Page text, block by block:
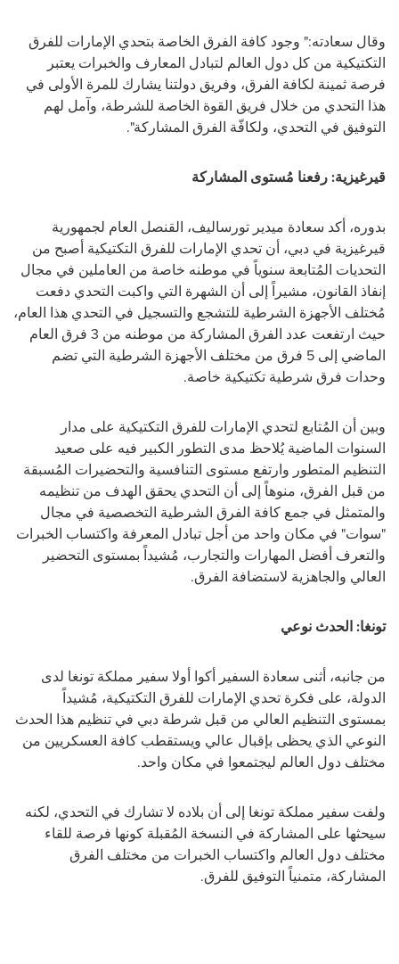
وقال سعادته:" وجود كافة الفرق الخاصة بتحدي الإمارات للفرق
التكتيكية من كل دول العالم لتبادل المعارف والخبرات يعتبر
فرصة ثمينة لكافة الفرق، وفريق دولتنا يشارك للمرة الأولى في
هذا التحدي من خلال فريق القوة الخاصة للشرطة، وآمل لهم
التوفيق في التحدي، ولكافّة الفرق المشاركة".
قيرغيزية: رفعنا مُستوى المشاركة
بدوره، أكد سعادة ميدير تورساليف، القنصل العام لجمهورية
قيرغيزية في دبي، أن تحدي الإمارات للفرق التكتيكية أصبح من
التحديات المُتابعة سنوياً في موطنه خاصة من العاملين في مجال
إنفاذ القانون، مشيراً إلى أن الشهرة التي واكبت التحدي دفعت
مُختلف الأجهزة الشرطية للتشجع والتسجيل في التحدي هذا العام،
حيث ارتفعت عدد الفرق المشاركة من موطنه من 3 فرق العام
الماضي إلى 5 فرق من مختلف الأجهزة الشرطية التي تضم
وحدات فرق شرطية تكتيكية خاصة.
وبين أن المُتابع لتحدي الإمارات للفرق التكتيكية على مدار
السنوات الماضية يُلاحظ مدى التطور الكبير فيه على صعيد
التنظيم المتطور وارتفع مستوى التنافسية والتحضيرات المُسبقة
من قبل الفرق، منوهاً إلى أن التحدي يحقق الهدف من تنظيمه
والمتمثل في جمع كافة الفرق الشرطية التخصصية في مجال
"سوات" في مكان واحد من أجل تبادل المعرفة واكتساب الخبرات
والتعرف أفضل المهارات والتجارب، مُشيداً بمستوى التحضير
العالي والجاهزية لاستضافة الفرق.
تونغا: الحدث نوعي
من جانبه، أثنى سعادة السفير أكوا أولا سفير مملكة تونغا لدى
الدولة، على فكرة تحدي الإمارات للفرق التكتيكية، مُشيداً
بمستوى التنظيم العالي من قبل شرطة دبي في تنظيم هذا الحدث
النوعي الذي يحظى بإقبال عالي ويستقطب كافة العسكريين من
مختلف دول العالم ليجتمعوا في مكان واحد.
ولفت سفير مملكة تونغا إلى أن بلاده لا تشارك في التحدي، لكنه
سيحثها على المشاركة في النسخة المُقبلة كونها فرصة للقاء
مختلف دول العالم واكتساب الخبرات من مختلف الفرق
المشاركة، متمنياً التوفيق للفرق.